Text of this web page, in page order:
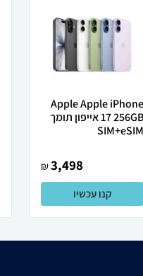
Apple Apple iPhone
17 256GB אייפון תומך
SIM+eSIM
3,498
₪
קנו עכשיו